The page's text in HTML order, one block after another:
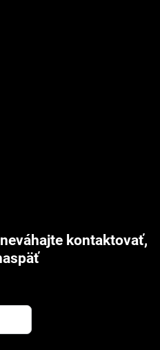
kontaktovať,